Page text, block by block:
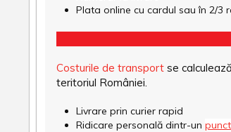
Plata online cu cardul sau în 2/3
Costurile de transport se
teritoriul României.
Livrare prin curier rapid
Ridicare personală dintr-un